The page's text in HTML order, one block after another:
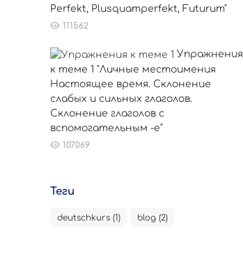
Perfekt, Plusquamperfekt, Futurum"
111562
Упражнения
к теме 1 "Личные местоимения
Настоящее время. Склонение
слабых и сильных глаголов.
Склонение глаголов с
вспомогательным -е"
107069
Теги
deutschkurs (1) blog (2)